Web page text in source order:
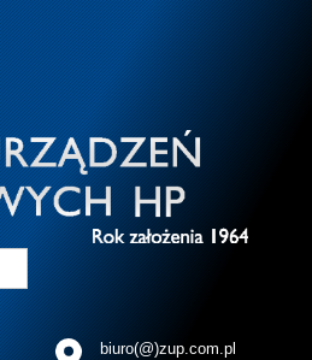
biuro(@)zup.com.pl